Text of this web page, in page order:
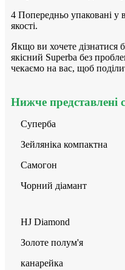
4 Попередньо упаковані
якості.
Якщо ви хочете дізнатися
якісний Superba без
чекаємо на вас, щоб
Нижче представлені
Суперба
Зейляніка компактна
Самогон
Чорний діамант
HJ Diamond
Золоте полум'я
канарейка